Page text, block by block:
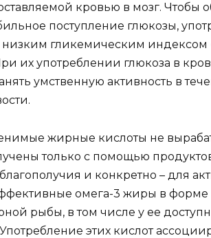
кровью в мозг. Чтобы
поступление глюкозы,
гликемическим индексом
их употреблении глюкоза в
умственную активность в
жирные кислоты не
только с помощью
и конкретно – для
омега-3 жиры в форме
рыбы, в том числе у ее
этих кислот